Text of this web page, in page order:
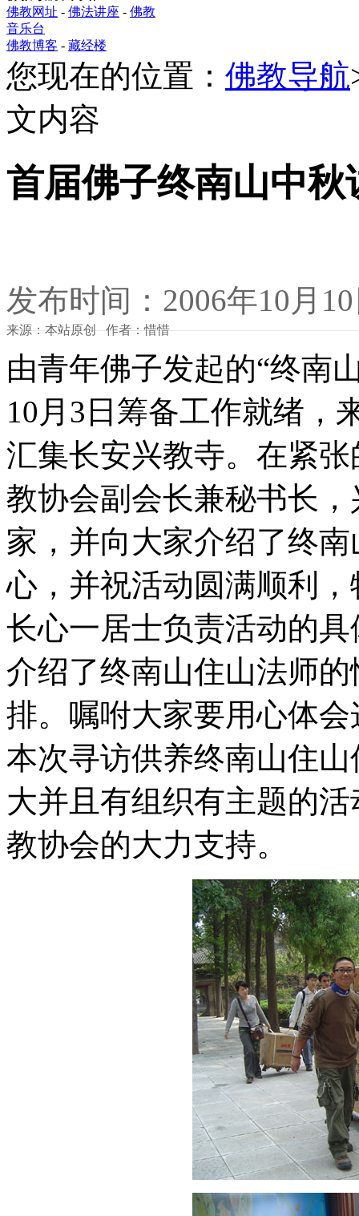
佛教网址 - 佛法讲座 - 佛教
音乐台
佛教博客 - 藏经楼
您现在的位置： 佛教导航
文内容
首届佛子终南山中
发布时间：2006年10月
来源：本站原创 作者：惜惜
由青年佛子发起的“终南
10月3日筹备工作就绪，
汇集长安兴教寺。在紧
教协会副会长兼秘书长
家，并向大家介绍了终
心，并祝活动圆满顺利
长心一居士负责活动的
介绍了终南山住山法师
排。嘱咐大家要用心体
本次寻访供养终南山住
大并且有组织有主题的
教协会的大力支持。